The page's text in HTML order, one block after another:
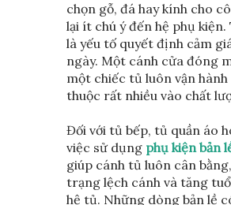
chọn gỗ, đá hay kính cho
lại ít chú ý đến hệ phụ
là yếu tố quyết định cảm
ngày. Một cánh cửa đóng
một chiếc tủ luôn vận hành
thuộc rất nhiều vào chất
Đối với tủ bếp, tủ quần áo
việc sử dụng phụ kiện bản
giúp cánh tủ luôn cân
trạng lệch cánh và tăng
hệ tủ. Những dòng bản lề